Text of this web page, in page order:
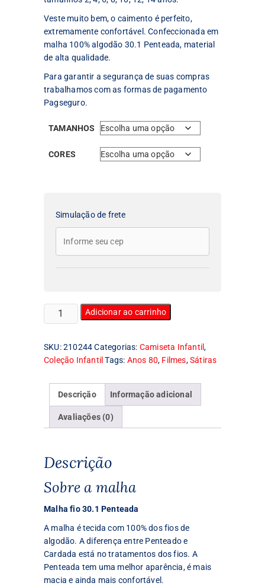
Veste muito bem, o caimento é perfeito,
extremamente confortável. Confeccionada em
malha 100% algodão 30.1 Penteada, material
de alta qualidade.
Para garantir a segurança de suas compras
trabalhamos com as formas de pagamento
Pagseguro.
TAMANHOS
CORES
Simulação de frete
Camiseta
Infantil
Vader
asmático
Adicionar ao carrinho
SKU:210244 Categorias: Camiseta Infantil,
Coleção Infantil Tags: Anos 80, Filmes,Sátiras
Descrição Informação adicional
Avaliações (0)
Descrição
Sobre a malha
Malha fio 30.1 Penteada
A malha é tecida com 100% dos fios de
algodão. A diferença entre Penteado e
Cardada está no tratamentos dos fios. A
Penteada tem uma melhor aparência, é mais
macia e ainda mais confortável.